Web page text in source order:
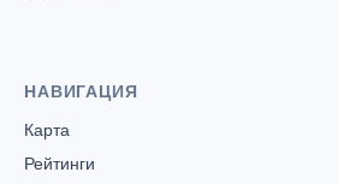
НАВИГАЦИЯ
Карта
Рейтинги